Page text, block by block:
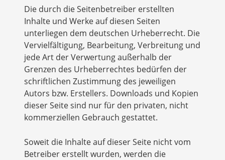
Die durch die Seitenbetreiber erstellten
Inhalte und Werke auf diesen Seiten
unterliegen dem deutschen Urheberrecht. Die
Vervielfältigung, Bearbeitung, Verbreitung und
jede Art der Verwertung außerhalb der
Grenzen des Urheberrechtes bedürfen der
schriftlichen Zustimmung des jeweiligen
Autors bzw. Erstellers. Downloads und Kopien
dieser Seite sind nur für den privaten, nicht
kommerziellen Gebrauch gestattet.
Soweit die Inhalte auf dieser Seite nicht vom
Betreiber erstellt wurden, werden die